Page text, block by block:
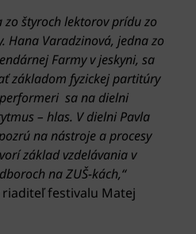
zo štyroch lektorov prídu zo
Hana Varadzinová, jedna zo
Farmy v jeskyni, sa
základom fyzickej partitúry
sa na dielni
– hlas. V dielni Pavla
na nástroje a procesy
základ vzdelávania v
na ZUŠ-kách,“
festivalu Matej